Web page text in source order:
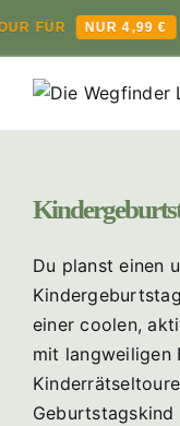
NUR 4,99 € |
Inhalt
springen
Du planst einen
einer coolen,
mit langweiligen
Geburtstagskind